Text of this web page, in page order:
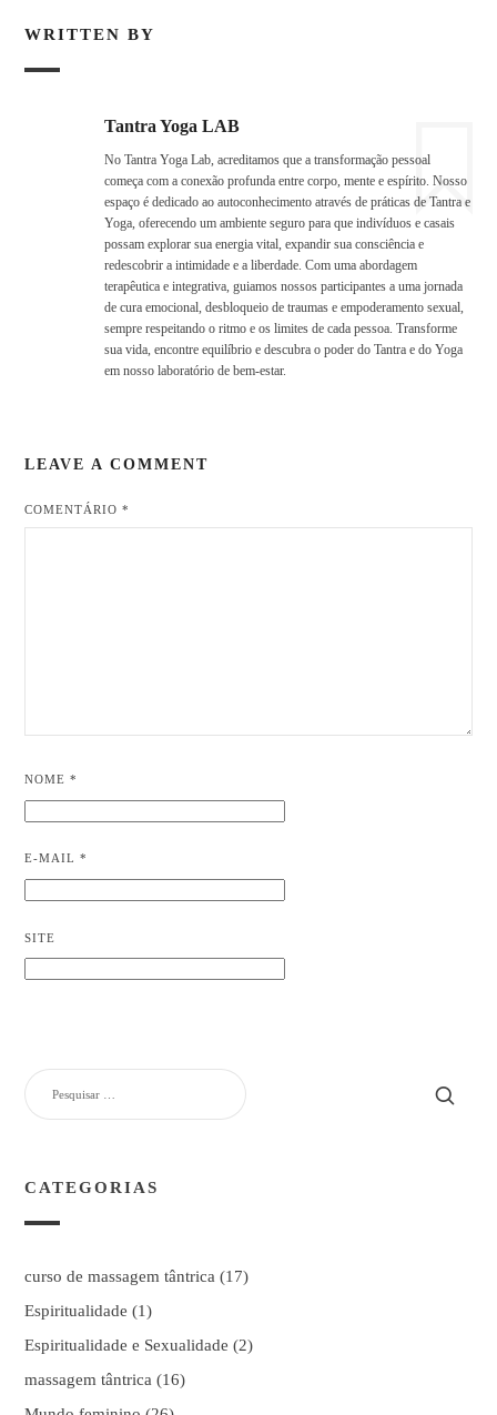
WRITTEN BY
Tantra Yoga LAB
No Tantra Yoga Lab, acreditamos que a transformação pessoal
começa com a conexão profunda entre corpo, mente e espírito. Nosso
espaço é dedicado ao autoconhecimento através de práticas de Tantra e
Yoga, oferecendo um ambiente seguro para que indivíduos e casais
possam explorar sua energia vital, expandir sua consciência e
redescobrir a intimidade e a liberdade. Com uma abordagem
terapêutica e integrativa, guiamos nossos participantes a uma jornada
de cura emocional, desbloqueio de traumas e empoderamento sexual,
sempre respeitando o ritmo e os limites de cada pessoa. Transforme
sua vida, encontre equilíbrio e descubra o poder do Tantra e do Yoga
em nosso laboratório de bem-estar.
LEAVE A COMMENT
COMENTÁRIO*
NOME*
E-MAIL*
SITE
POR:
CATEGORIAS
curso de massagem tântrica (17)
Espiritualidade (1)
Espiritualidade e Sexualidade (2)
massagem tântrica (16)